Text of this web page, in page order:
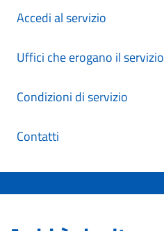
Accedi al servizio
Uffici che erogano il servizio
Condizioni di servizio
Contatti